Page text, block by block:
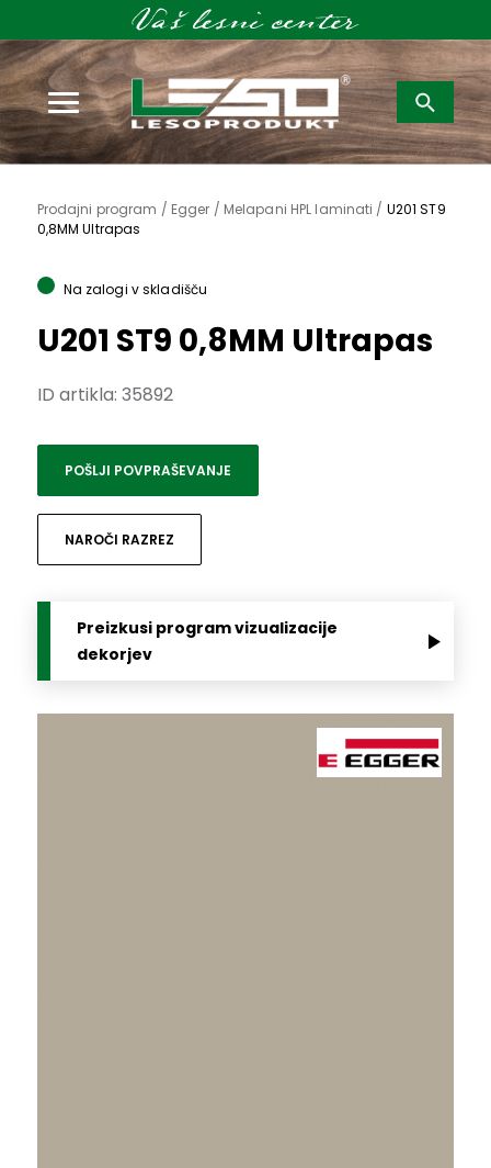
Išči:
Prodajni program / Egger / Melapani HPL laminati / U201 ST9
0,8MM Ultrapas
Na zalogi v skladišču
U201 ST9 0,8MM Ultrapas
ID artikla: 35892
POŠLJI POVPRAŠEVANJE
NAROČI RAZREZ
Preizkusi program vizualizacije
dekorjev